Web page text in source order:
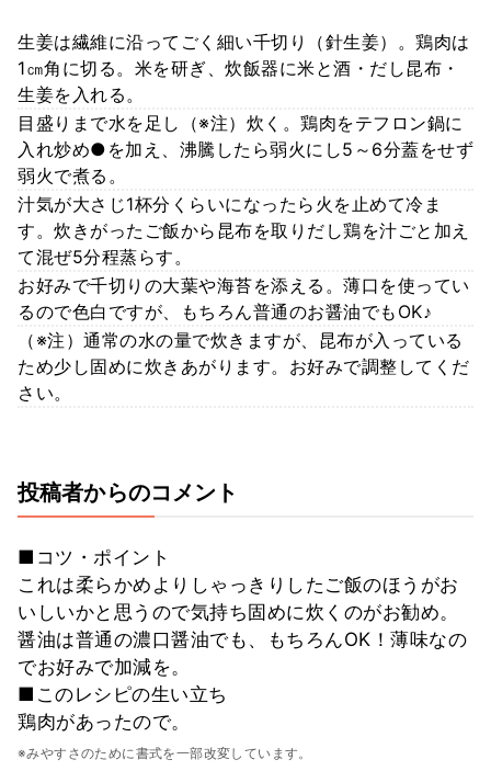
生姜は繊維に沿ってごく細い千切り（針生姜）。鶏肉は
1㎝角に切る。米を研ぎ、炊飯器に米と酒・だし昆布・
生姜を入れる。
目盛りまで水を足し（※注）炊く。鶏肉をテフロン鍋に
入れ炒め●を加え、沸騰したら弱火にし5～6分蓋をせず
弱火で煮る。
汁気が大さじ1杯分くらいになったら火を止めて冷ま
す。炊きがったご飯から昆布を取りだし鶏を汁ごと加え
て混ぜ5分程蒸らす。
お好みで千切りの大葉や海苔を添える。薄口を使ってい
るので色白ですが、もちろん普通のお醤油でもOK♪
（※注）通常の水の量で炊きますが、昆布が入っている
ため少し固めに炊きあがります。お好みで調整してくだ
さい。
投稿者からのコメント
■コツ・ポイント
これは柔らかめよりしゃっきりしたご飯のほうがお
いしいかと思うので気持ち固めに炊くのがお勧め。
醤油は普通の濃口醤油でも、もちろんOK！薄味なの
でお好みで加減を。
■このレシピの生い立ち
鶏肉があったので。
※みやすさのために書式を一部改変しています。